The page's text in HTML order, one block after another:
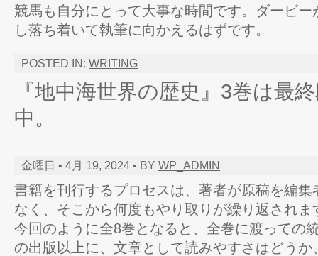
競馬も自分にとって大事な時間です。ダービ
し落ち着いて執筆に向かえるはずです。
POSTED IN: WRITING
『地中海世界の歴史』3巻は最
中。
金曜日 • 4月 19, 2024 • BY WP_ADMIN
書籍を刊行するプロセスは、著者が原稿を編
なく、そこから何度もやり取りが繰り返されま
今回のように全8巻となると、全巻に渡っての
の出版以上に、文章として読みやすさはどう